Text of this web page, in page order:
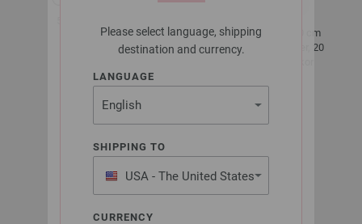
Please select language, shipping
destination and currency.
LANGUAGE
SHIPPING TO
USA - The United States
of America
CURRENCY
per 50 g
5 - 5,5
10 x 10 cm
25 Rader, 20
Storlek 38 -
ca. 500 - 550
g